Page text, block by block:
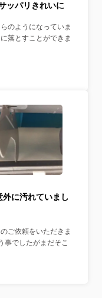
ッパリきれいに
のようになっていま
落とすことができま
に汚れていまし
ご依頼をいただきま
事でしたがまだそこ